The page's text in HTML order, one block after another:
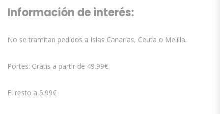
Información de interés:
No se tramitan pedidos a Islas Canarias, Ceuta o Melilla.
Portes: Gratis a partir de 49.99€
El resto a 5.99€